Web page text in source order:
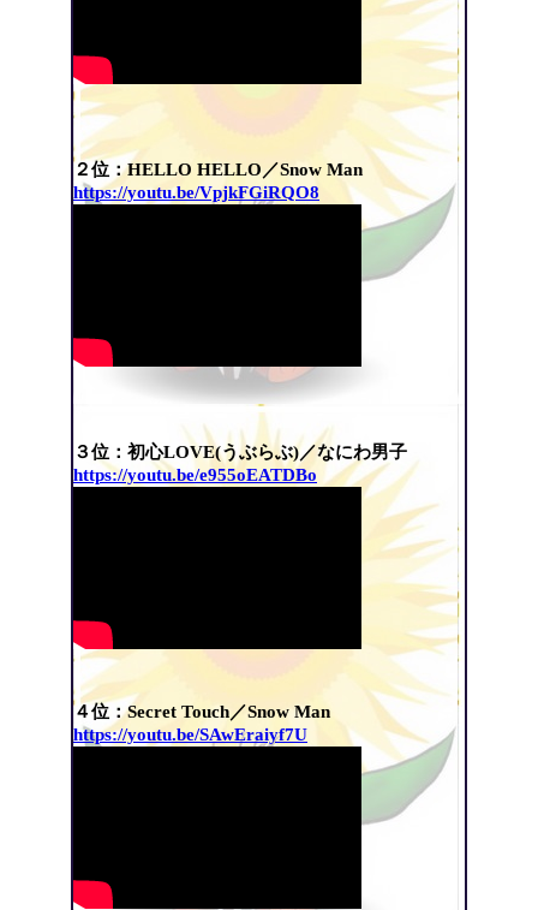
２位：HELLO HELLO／Snow Man
https://youtu.be/VpjkFGiRQO8
３位：初心LOVE(うぶらぶ)／なにわ男子
https://youtu.be/e955oEATDBo
４位：Secret Touch／Snow Man
https://youtu.be/SAwEraiyf7U